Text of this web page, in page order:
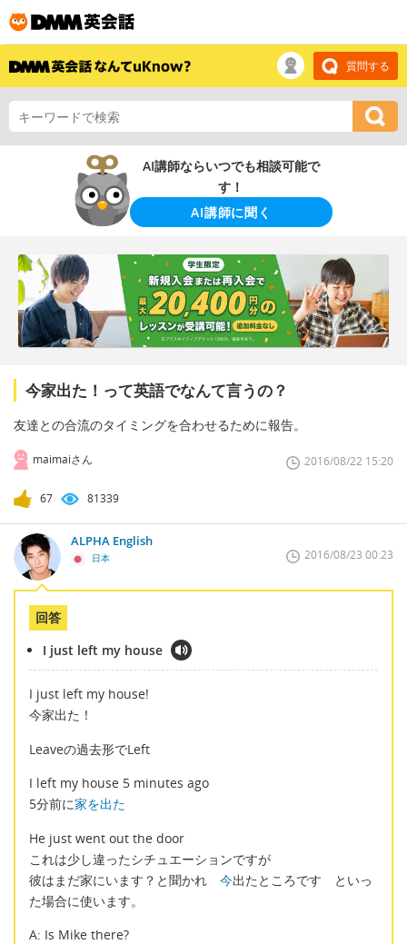
質問する
AI講師ならいつでも相談可能で
す！
AI講師に聞く
今家出た！って英語でなんて言うの？
友達との合流のタイミングを合わせるために報告。
maimaiさん 2016/08/22 15:20
67 81339
ALPHA English
日本 2016/08/23 00:23
回答
I just left my house
I just left my house!
今家出た！
Leaveの過去形でLeft
I left my house 5 minutes ago
5分前に家を出た
He just went out the door
これは少し違ったシチュエーションですが
彼はまだ家にいます？と聞かれ 今出たところです といっ
た場合に使います。
A: Is Mike there?